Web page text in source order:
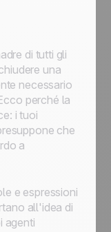
di tutti gli
una
necessario
perché la
i tuoi
che
a
e espressioni
all'idea di
agenti